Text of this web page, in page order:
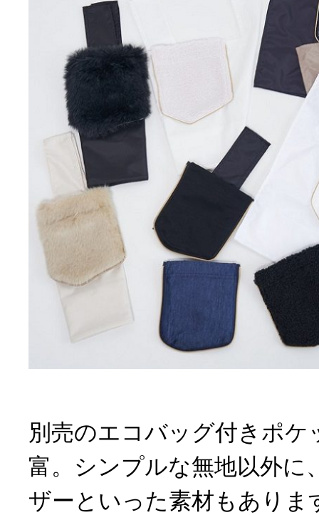
別売のエコバッグ付きポケ
富。シンプルな無地以外に
ザーといった素材もありま